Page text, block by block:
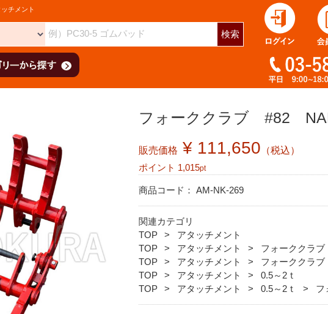
チメント
検索
フォーククラブ #82
販売価格 ¥ 111,650 （税込）
ポイント 1,015pt
商品コード： AM-NK-269
関連カテゴリ
TOP
アタッチメント
TOP
アタッチメント
フォーククラブ
TOP
アタッチメント フォーククラブ
TOP
アタッチメント
0.5～2ｔ
TOP
アタッチメント 0.5～2ｔ フ